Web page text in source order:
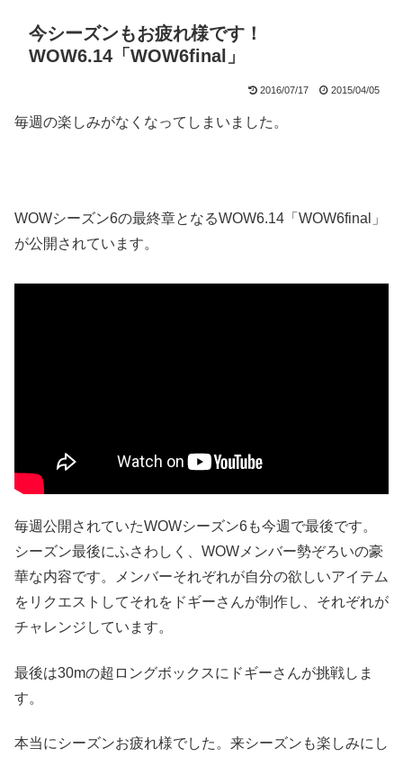
今シーズンもお疲れ様です！
WOW6.14「WOW6final」
2016/07/17 2015/04/05
毎週の楽しみがなくなってしまいました。
WOWシーズン6の最終章となるWOW6.14「WOW6final」
が公開されています。
毎週公開されていたWOWシーズン6も今週で最後です。
シーズン最後にふさわしく、WOWメンバー勢ぞろいの豪
華な内容です。メンバーそれぞれが自分の欲しいアイテム
をリクエストしてそれをドギーさんが制作し、それぞれが
チャレンジしています。
最後は30mの超ロングボックスにドギーさんが挑戦しま
す。
本当にシーズンお疲れ様でした。来シーズンも楽しみにし